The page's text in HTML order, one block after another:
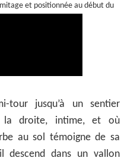
et positionnée au début du
tour jusqu’à un sentier
la droite, intime, et où
au sol témoigne de sa
descend dans un vallon